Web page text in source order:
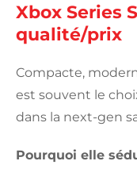
Xbox Series
qualité/prix
Compacte,
est souvent le
dans la next-gen
Pourquoi elle